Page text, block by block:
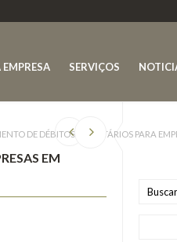
EMPRESA SERVIÇOS
DE DÉBITOS TRIBUTÁRIOS PARA
EM